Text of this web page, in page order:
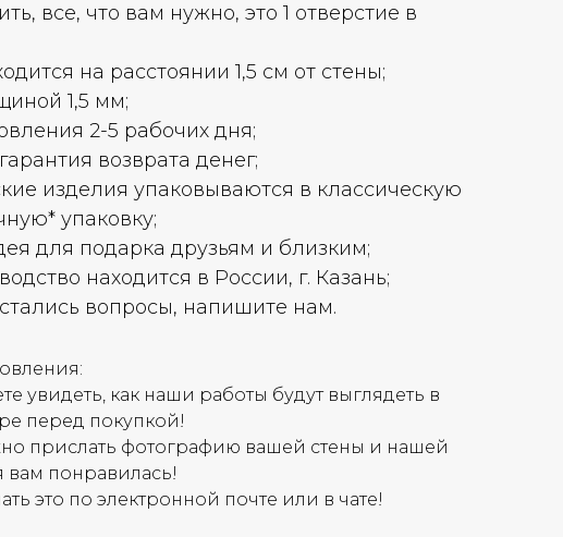
все, что вам нужно, это 1 отверстие в
на расстоянии 1,5 см от стены;
1,5 мм;
2-5 рабочих дня;
возврата денег;
изделия упаковываются в классическую
упаковку;
для подарка друзьям и близким;
находится в России, г. Казань;
вопросы, напишите нам.
увидеть, как наши работы будут выглядеть в
перед покупкой!
прислать фотографию вашей стены и нашей
вам понравилась!
это по электронной почте или в чате!